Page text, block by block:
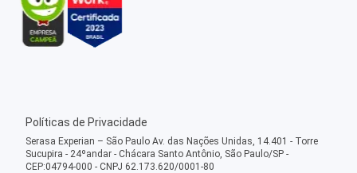
Políticas de Privacidade
Serasa Experian – São Paulo Av. das Nações Unidas, 14.401 - Torre
Sucupira - 24ºandar - Chácara Santo Antônio, São Paulo/SP -
CEP:04794-000 - CNPJ 62.173.620/0001-80